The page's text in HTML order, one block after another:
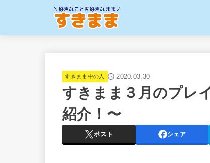
すきまま中の人 2020.03.30
すきまま３月のプレ
紹介！〜
ポスト シェア